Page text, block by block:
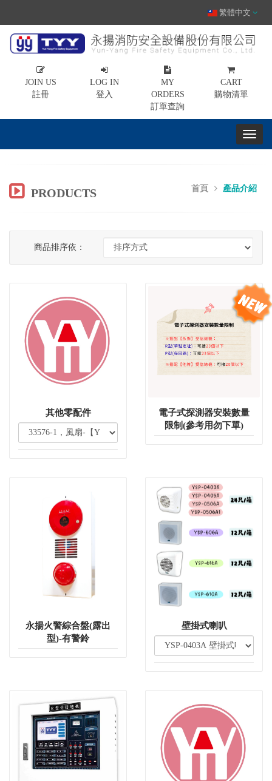
繁體中文
JOIN US
註冊
LOG IN
登入
MY
ORDERS
訂單查詢
CART
購物清單
首頁 產品介紹
PRODUCTS
商品排序依：
其他零配件
電子式探測器安裝數量
限制(參考用勿下單)
永揚火警綜合盤(露出
型)-有警鈴
壁掛式喇叭